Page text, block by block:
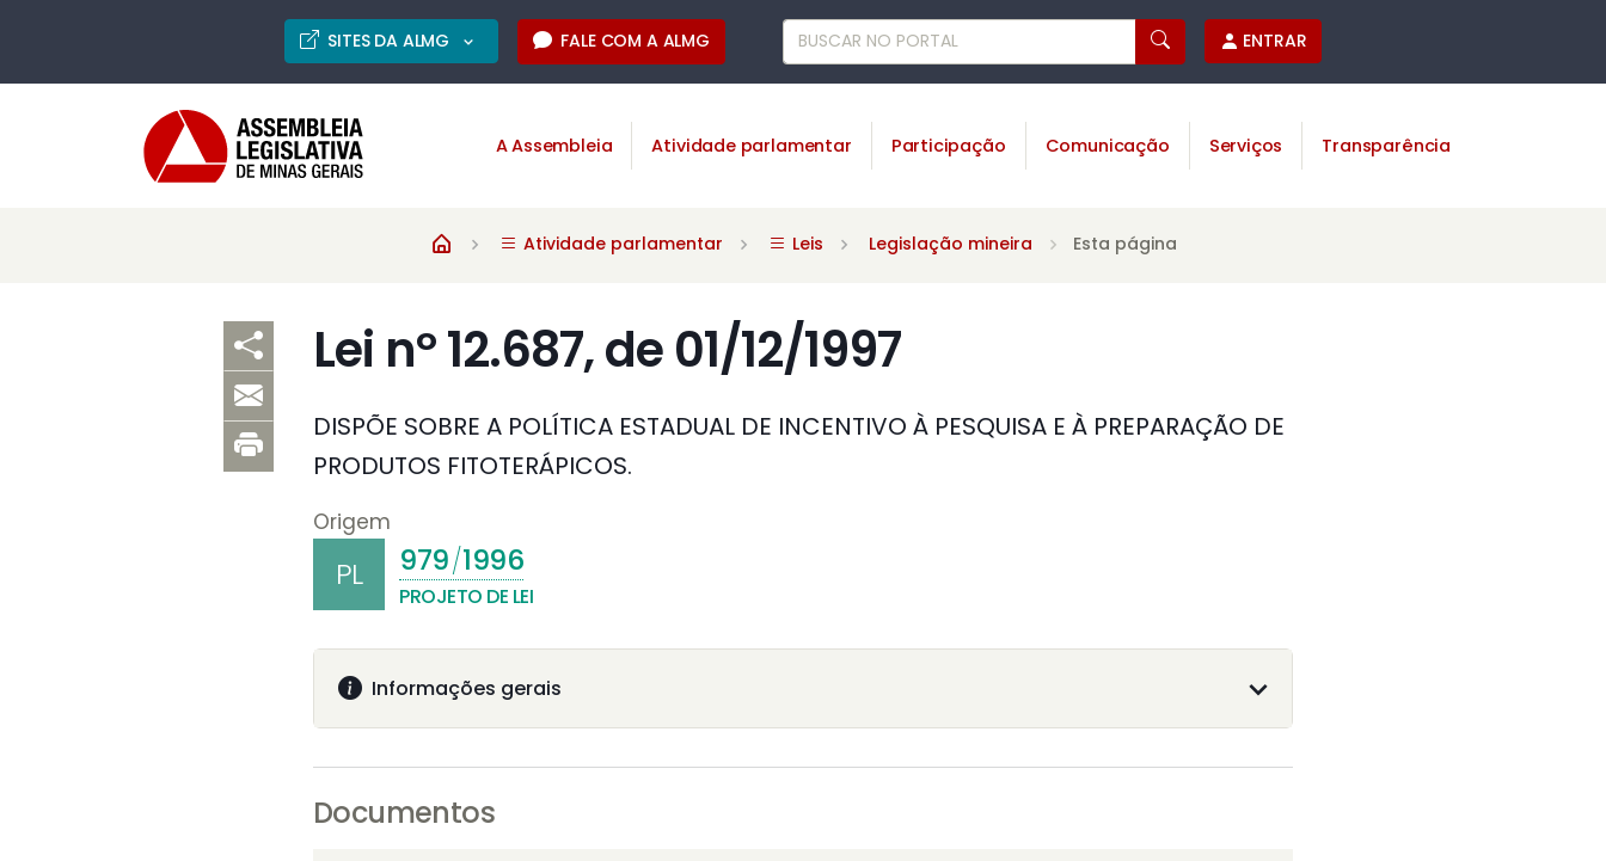
SITES DA ALMG FALE COM A ALMG ENTRAR
A Assembleia Atividade parlamentar Participação Comunicação Serviços Transparência
Atividade parlamentar Leis Legislação mineira Esta página
Lei nº 12.687, de 01/12/1997
DISPÕE SOBRE A POLÍTICA ESTADUAL DE INCENTIVO À PESQUISA E À PREPARAÇÃO DE
PRODUTOS FITOTERÁPICOS.
Origem
PL 979/1996
PROJETO DE LEI
Informações gerais
Documentos